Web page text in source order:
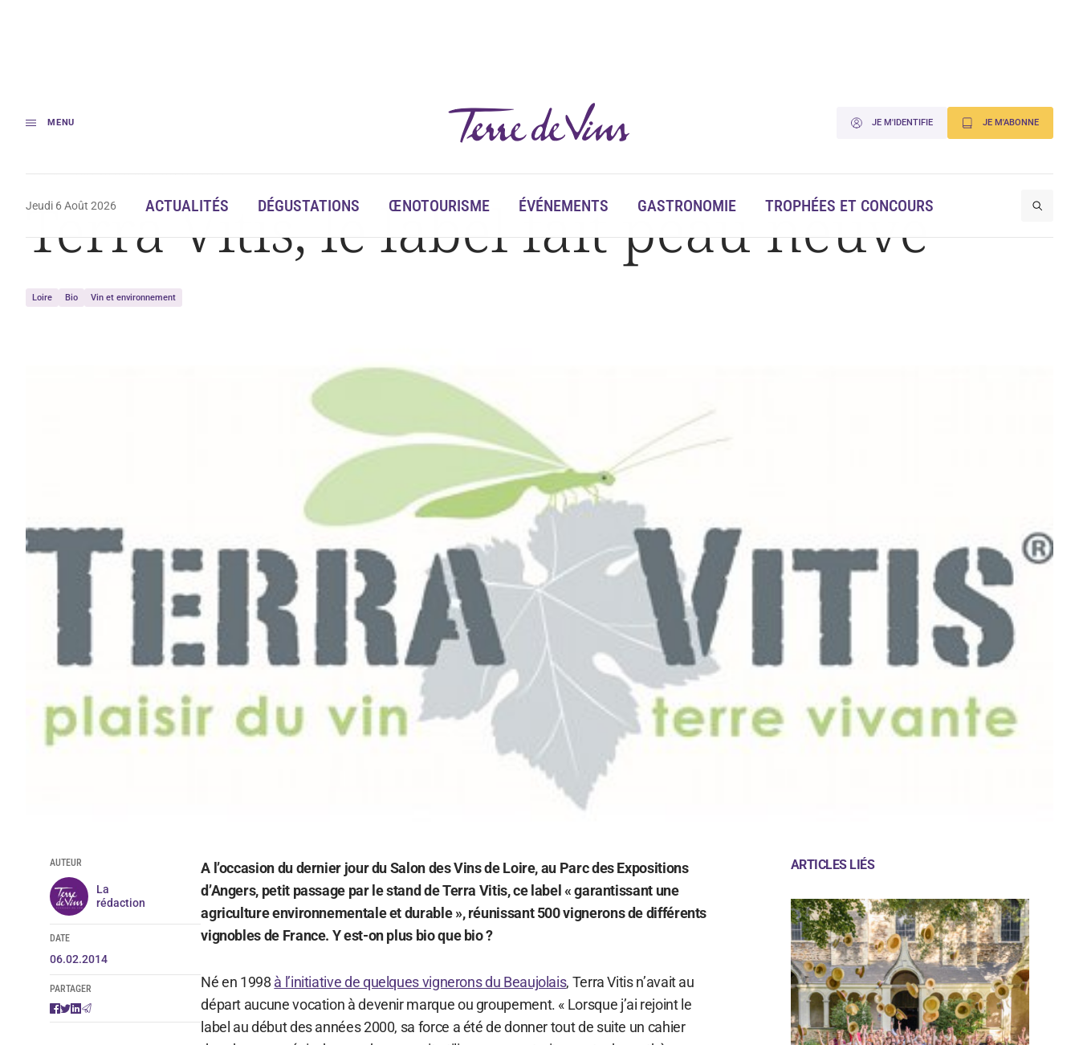
MENU JE M'IDENTIFIE JE M'ABONNE
Jeudi 6 Août 2026 ACTUALITÉS DÉGUSTATIONS ŒNOTOURISME ÉVÉNEMENTS GASTRONOMIE TROPHÉES ET CONCOURS
Accueil Terra Vitis, le label fait peau neuve
Terra Vitis, le label fait peau neuve
Loire Bio Vin et environnement
AUTEUR
La
rédaction
DATE
06.02.2014
PARTAGER
A l’occasion du dernier jour du Salon des Vins de Loire, au Parc des Expositions
d’Angers, petit passage par le stand de Terra Vitis, ce label « garantissant une
agriculture environnementale et durable », réunissant 500 vignerons de différents
vignobles de France. Y est-on plus bio que bio ?
Né en 1998 à l’initiative de quelques vignerons du Beaujolais, Terra Vitis n’avait au
départ aucune vocation à devenir marque ou groupement. « Lorsque j’ai rejoint le
label au début des années 2000, sa force a été de donner tout de suite un cahier
ARTICLES LIÉS